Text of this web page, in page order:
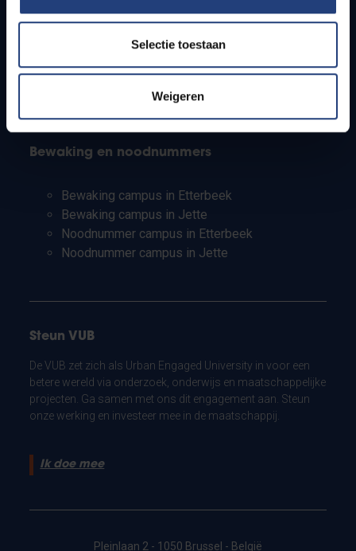
Selectie toestaan
Weigeren
Studenten
PhD-studenten
Leerkrachten en secundaire scholen
Bewaking en noodnummers
Bewaking campus in Etterbeek
Bewaking campus in Jette
Noodnummer campus in Etterbeek
Noodnummer campus in Jette
Steun VUB
De VUB zet zich als Urban Engaged University in voor een
betere wereld via onderzoek, onderwijs en maatschappelijke
projecten. Ga samen met ons dit engagement aan. Steun
onze werking en investeer mee in de maatschappij.
Ik doe mee
Pleinlaan 2 - 1050 Brussel - België